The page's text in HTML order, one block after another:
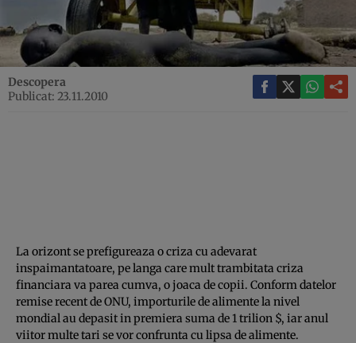
Descopera
Publicat: 23.11.2010
La orizont se prefigureaza o criza cu adevarat
inspaimantatoare, pe langa care mult trambitata criza
financiara va parea cumva, o joaca de copii. Conform datelor
remise recent de ONU, importurile de alimente la nivel
mondial au depasit in premiera suma de 1 trilion $, iar anul
viitor multe tari se vor confrunta cu lipsa de alimente.